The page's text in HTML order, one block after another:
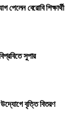
পেলেন বেরোবি শিক্ষার্থী
সুপার
উদ্যোগে বৃত্তি বিতরণ